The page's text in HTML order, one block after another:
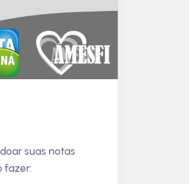
suas notas
fazer: